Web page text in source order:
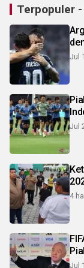
Terpopuler
Jul
Jul
4
Jul